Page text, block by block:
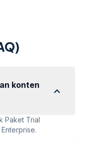
konten
expand_more
Paket Trial